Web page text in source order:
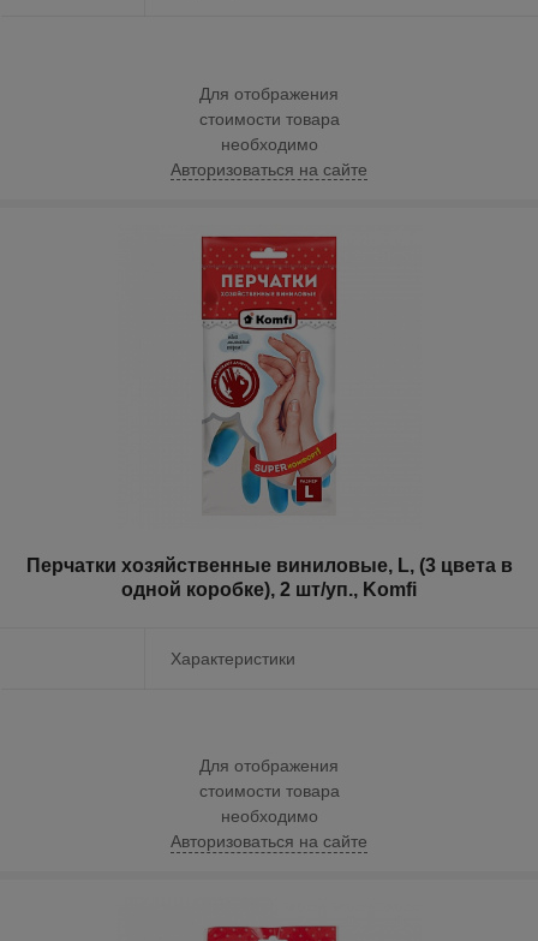
Для отображения
стоимости товара
необходимо
Авторизоваться на сайте
Перчатки хозяйственные виниловые, L, (3 цвета в
одной коробке), 2 шт/уп., Komfi
Характеристики
Для отображения
стоимости товара
необходимо
Авторизоваться на сайте